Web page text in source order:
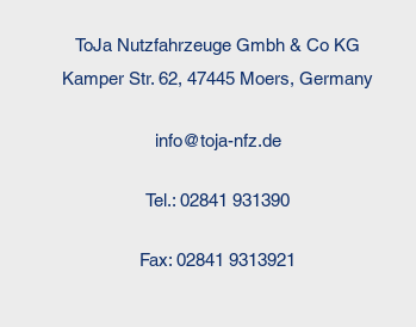
ToJa Nutzfahrzeuge Gmbh & Co KG
Kamper Str. 62, 47445 Moers, Germany
info@toja-nfz.de
Tel.: 02841 931390
Fax: 02841 9313921